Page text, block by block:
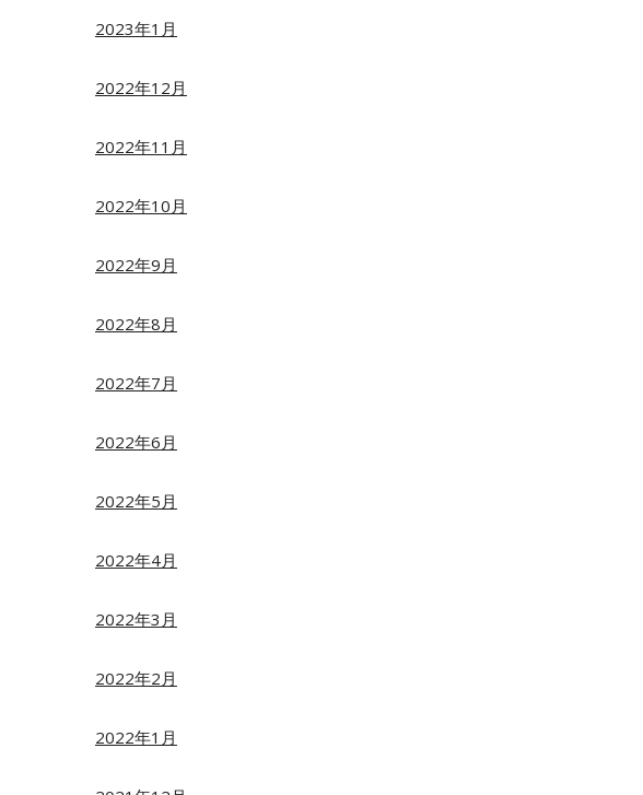
2023年1月
2022年12月
2022年11月
2022年10月
2022年9月
2022年8月
2022年7月
2022年6月
2022年5月
2022年4月
2022年3月
2022年2月
2022年1月